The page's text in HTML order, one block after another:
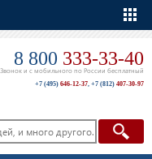
8 800 333-33-40
Звонок и с мобильного по России бесплатный
+7 (495) 646-12-37, +7 (812) 407-30-97